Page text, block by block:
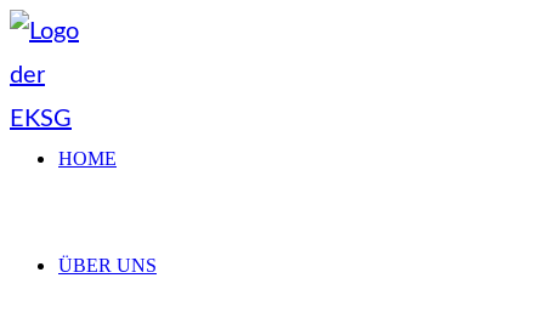
Zum
Inhalt
springen
HOME
ÜBER UNS